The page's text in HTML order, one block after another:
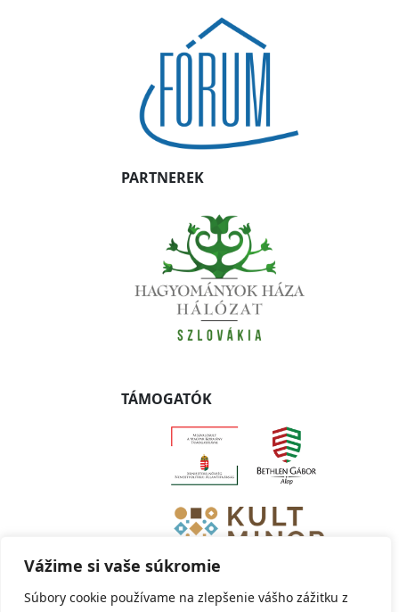
Vážime si vaše súkromie
Súbory cookie používame na zlepšenie vášho zážitku z
PARTNEREK
TÁMOGATÓK